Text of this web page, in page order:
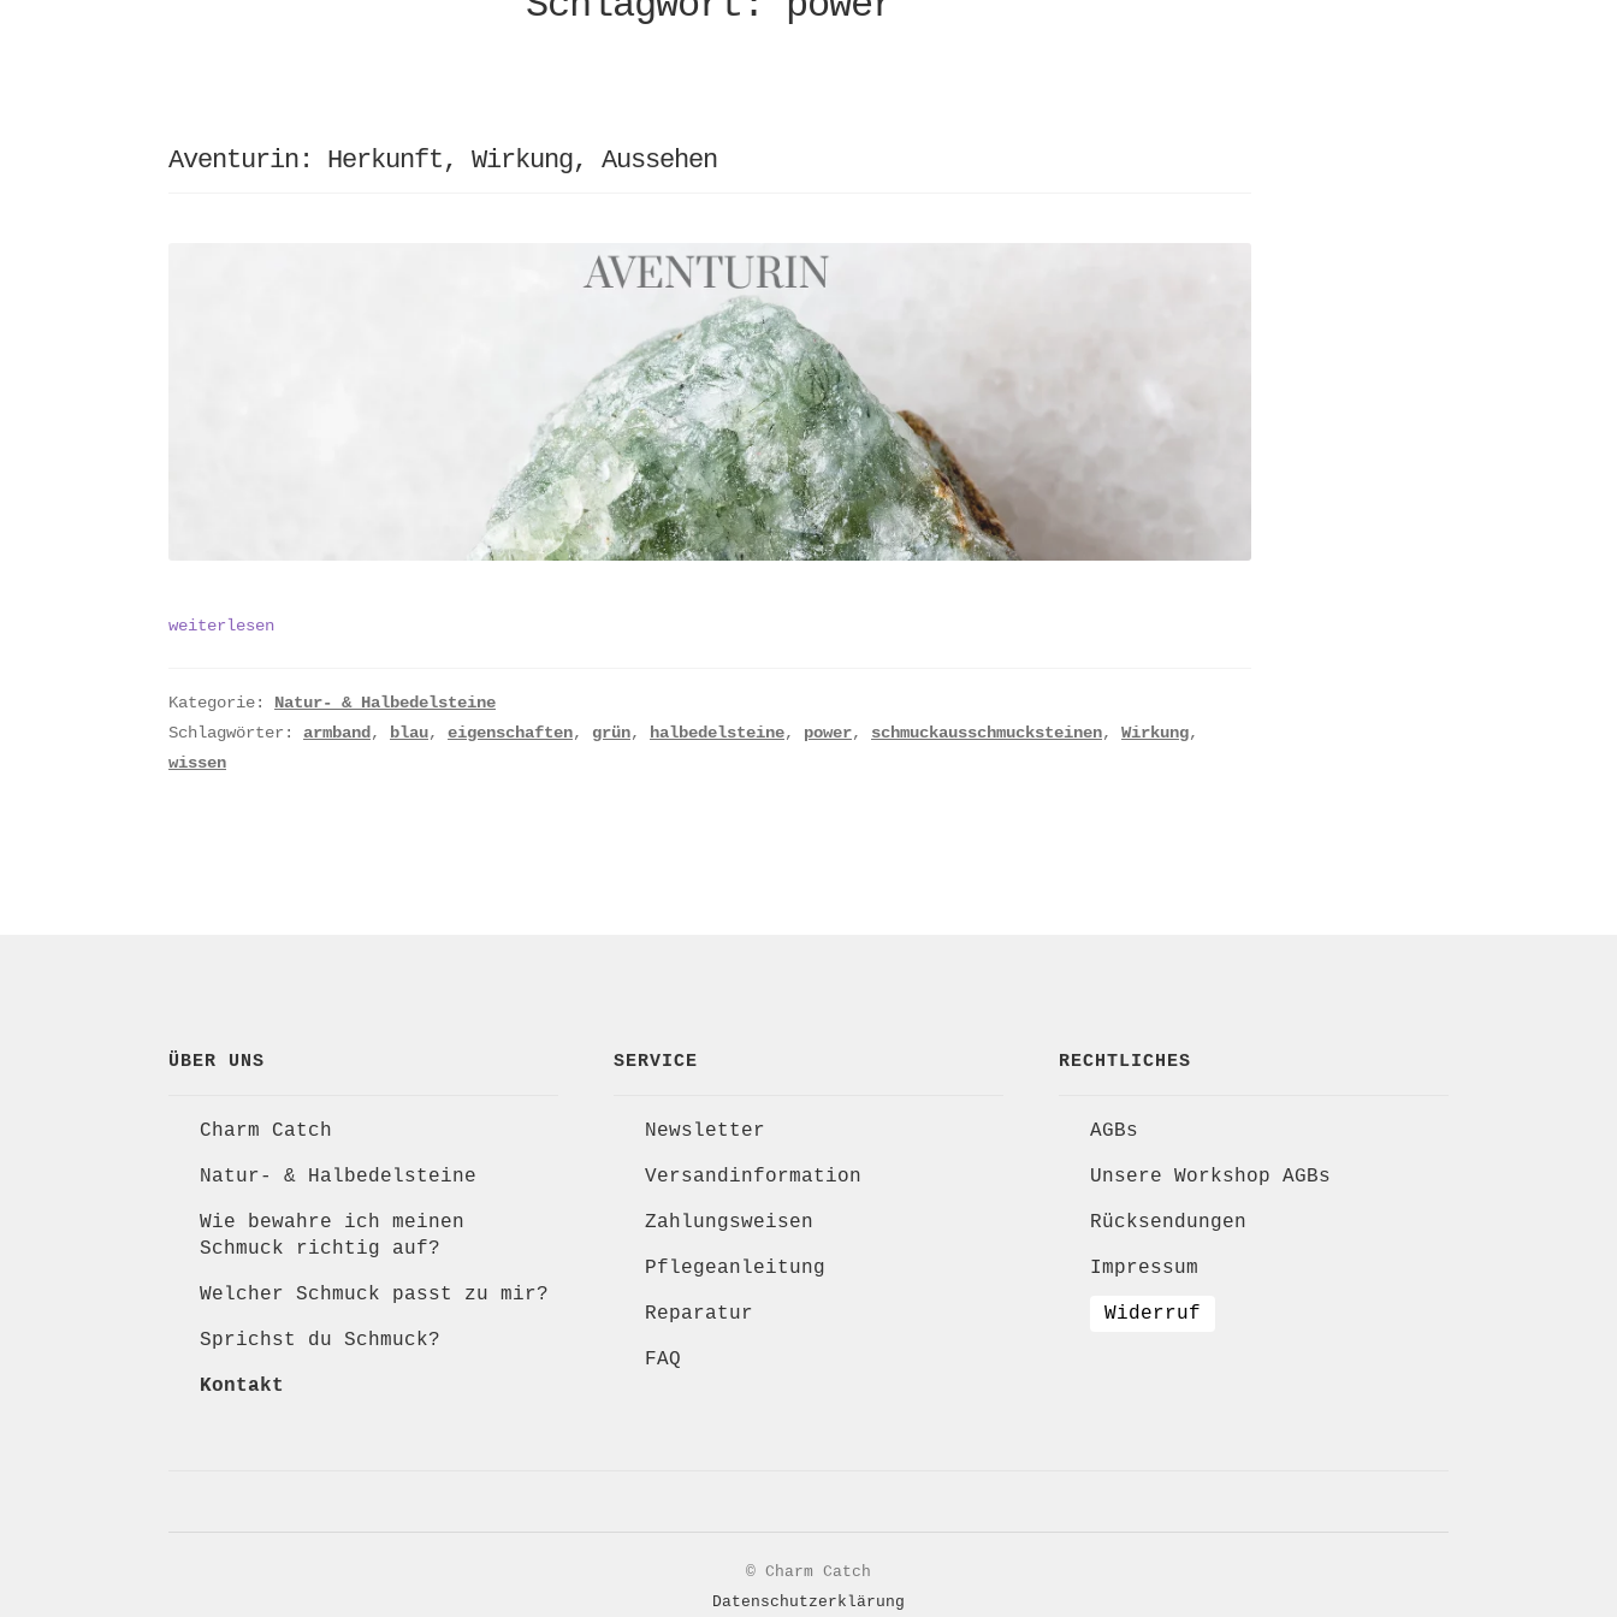
Aventurin: Herkunft, Wirkung, Aussehen
Aventurin:
Aussehen
weiterlesen
Kategorie: Natur- & Halbedelsteine
Schlagwörter:armband , blau,eigenschaften, grün, halbedelsteine, power, schmuckausschmucksteinen,Wirkung,
wissen
ÜBER UNS
Charm Catch
Natur- & Halbedelsteine
Wie bewahre ich meinen
Schmuck richtig auf?
Welcher Schmuck passt zu mir?
Sprichst du Schmuck?
Kontakt
SERVICE
Newsletter
Versandinformation
Zahlungsweisen
Pflegeanleitung
Reparatur
FAQ
RECHTLICHES
AGBs
Unsere Workshop AGBs
Rücksendungen
Impressum
Widerruf
© Charm Catch
Datenschutzerklärung